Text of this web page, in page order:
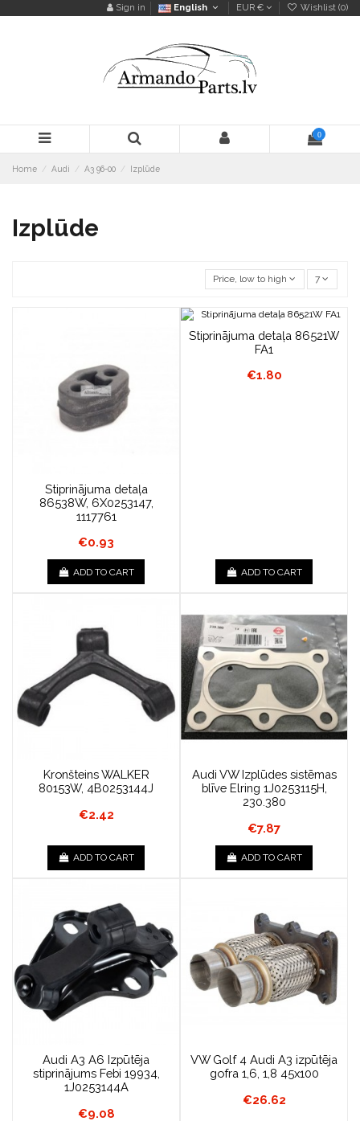
Sign in English EUR € Wishlist (0)
0
Home Audi A3 96-00 Izplūde
Izplūde
Price, low to high 7
Stiprinājuma detaļa
86538W, 6X0253147,
1117761
€0.93
ADD TO CART
Stiprinājuma detaļa 86521W
FA1
€1.80
ADD TO CART
Kronšteins WALKER
80153W, 4B0253144J
€2.42
ADD TO CART
Audi VW Izplūdes sistēmas
blīve Elring 1J0253115H,
230.380
€7.87
ADD TO CART
Audi A3 A6 Izpūtēja
stiprinājums Febi 19934,
1J0253144A
€9.08
VW Golf 4 Audi A3 izpūtēja
gofra 1,6, 1,8 45x100
€26.62